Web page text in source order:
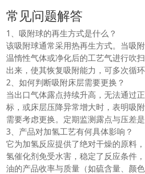
常见问题解答
1、吸附球的再生方式是什么？
该吸附球通常采用热再生方式。当吸
温惰性气体或净化后的工艺气进行吹
出来，使其恢复吸附能力，可多次循环
2、如何判断吸附床层需要更换？
当出口气体露点持续升高，无法通过
标，或床层压降异常增大时，表明吸
需要考虑更换。定期监测露点与压差是
3、产品对加氢工艺有何具体影响？
它为加氢反应提供了绝对干燥的原料
氢催化剂免受水害，稳定了反应条件
油的产品收率与质量（如硫含量、颜